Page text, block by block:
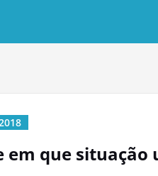
em que situação